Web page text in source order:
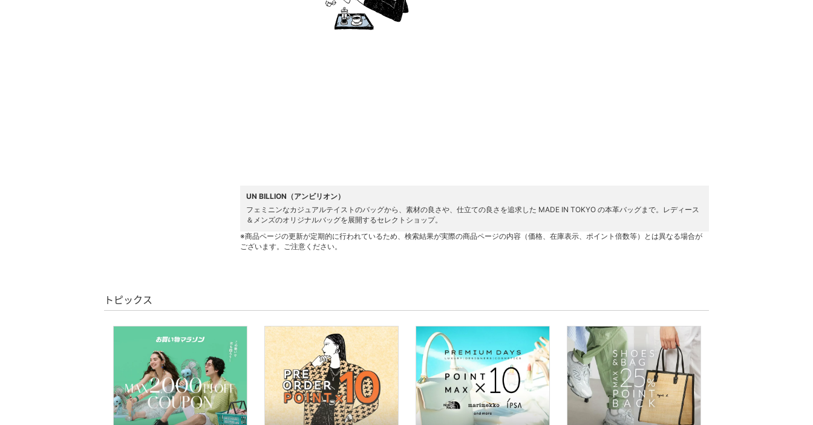
メイク道具・美容器具
コフレ・キット・セット
食器・調理器具・キッチ
インテリア・生活雑貨
UN BILLION（アンビリオン）
フェミニンなカジュアルテイストのバッグから、素材の良さや、仕立ての良さを追求した MADE IN TOKYO の本革バッグまで。レディース
＆メンズのオリジナルバッグを展開するセレクトショップ。
※商品ページの更新が定期的に行われているため、検索結果が実際の商品ページの内容（価格、在庫表示、ポイント倍数等）とは異なる場合が
ございます。ご注意ください。
トピックス